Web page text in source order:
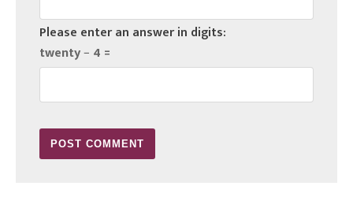
Please enter an answer in digits:
twenty − 4 =